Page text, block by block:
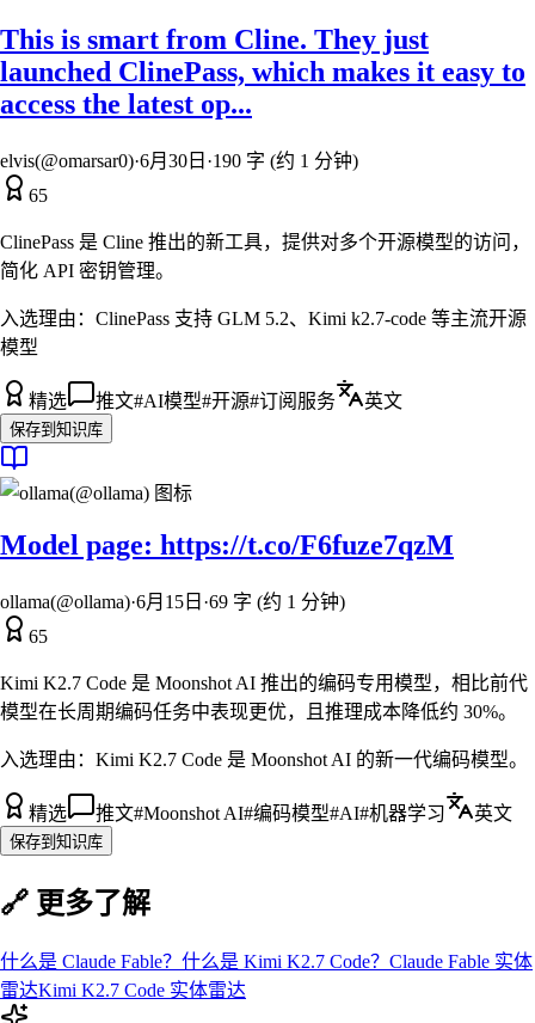
This is smart from Cline. They just
launched ClinePass, which makes it easy to
access the latest op...
elvis(@omarsar0)·6月30日 ·190 字 (约 1 分钟)
65
ClinePass 是 Cline 推出的新工具，提供对多个开源模型的访问，
简化 API 密钥管理。
入选理由： ClinePass 支持 GLM 5.2、Kimi k2.7-code 等主流开源
模型
精选 推文#AI模型#开源#订阅服务 英文
保存到知识库
Model page: https://t.co/F6fuze7qzM
ollama(@ollama)·6月15日 ·69 字 (约 1 分钟)
65
Kimi K2.7 Code 是 Moonshot AI 推出的编码专用模型，相比前代
模型在长周期编码任务中表现更优，且推理成本降低约 30%。
入选理由： Kimi K2.7 Code 是 Moonshot AI 的新一代编码模型。
精选 推文#Moonshot AI#编码模型#AI#机器学习 英文
保存到知识库
🔗 更多了解
什么是 Claude Fable？ 什么是 Kimi K2.7 Code？ Claude Fable 实体
雷达Kimi K2.7 Code 实体雷达